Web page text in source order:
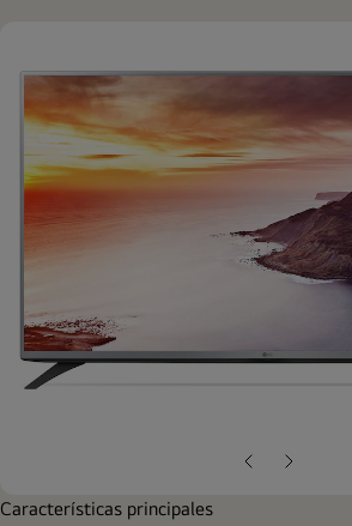
Diapositiva
Siguiente
Características principales